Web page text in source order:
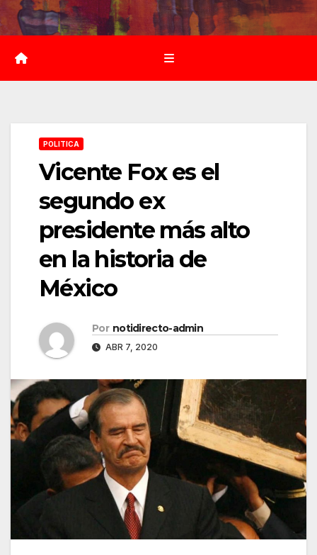
Saltar
al
contenido
POLITICA
Vicente Fox es el
segundo ex
presidente más alto
en la historia de
México
Por notidirecto-admin
ABR 7, 2020